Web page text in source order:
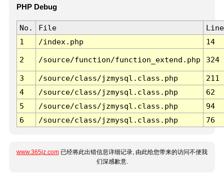
PHP Debug
No. File
Line
1
/index.php 14
2 /source/function/function_extend.php 324
3 /source/class/jzmysql.class.php
211
4
/source/class/jzmysql.class.php
62
5
/source/class/jzmysql.class.php
94
6
/source/class/jzmysql.class.php 76
www.365jz.com 已经将此出错信息详细记录, 由此给您带来的访问不便我
们深感歉意.